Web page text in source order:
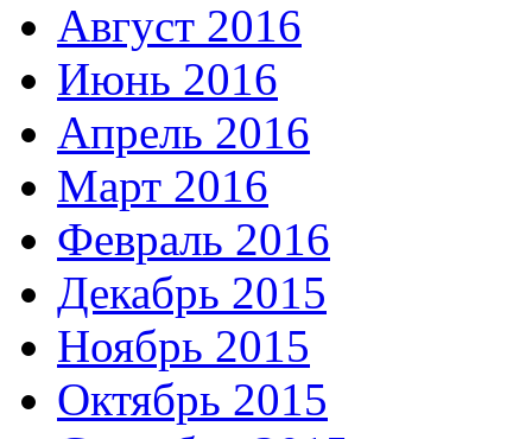
Август 2016
Июнь 2016
Апрель 2016
Март 2016
Февраль 2016
Декабрь 2015
Ноябрь 2015
Октябрь 2015